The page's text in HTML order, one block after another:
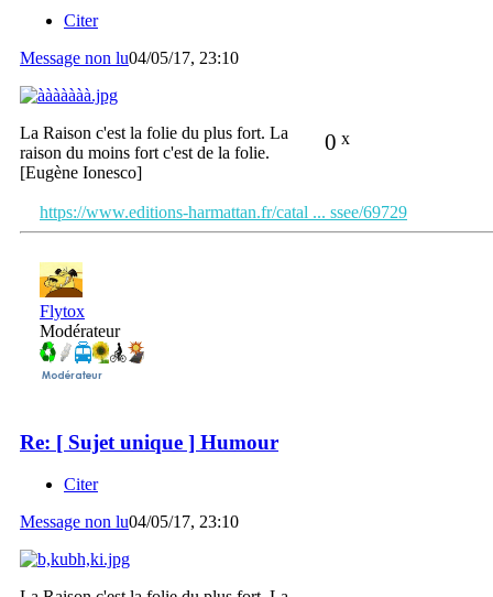
Citer
Message non lu04/05/17, 23:10
0 x
La Raison c'est la folie du plus fort. La
raison du moins fort c'est de la folie.
[Eugène Ionesco]
https://www.editions-harmattan.fr/catal ... ssee/69729
Flytox
Modérateur
Re: [ Sujet unique ] Humour
Citer
Message non lu04/05/17, 23:10